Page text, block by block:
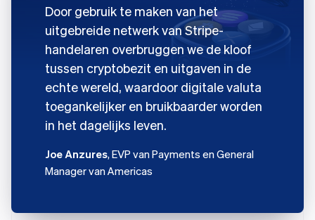
Door gebruik te maken van het
uitgebreide netwerk van Stripe-
handelaren overbruggen we de kloof
tussen cryptobezit en uitgaven in de
echte wereld, waardoor digitale valuta
toegankelijker en bruikbaarder worden
in het dagelijks leven.
Joe Anzures, EVP van Payments en General
Manager van Americas